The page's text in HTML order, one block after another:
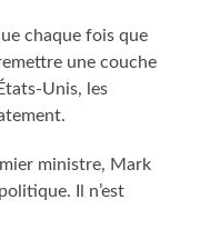
chaque fois que
une couche
Unis, les
ministre, Mark
Il n’est